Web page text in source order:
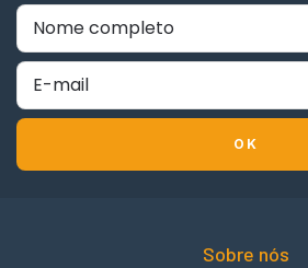
Sobre nós